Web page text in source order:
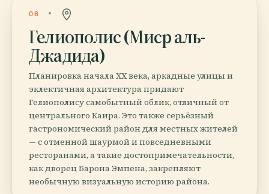
06
Гелиополис (Миср аль-
Джадида)
Планировка начала XX века, аркадные улицы и
эклектичная архитектура придают
Гелиополису самобытный облик, отличный от
центрального Каира. Это также серьёзный
гастрономический район для местных жителей
— с отменной шаурмой и повседневными
ресторанами, а такие достопримечательности,
как дворец Барона Эмпена, закрепляют
необычную визуальную историю района.